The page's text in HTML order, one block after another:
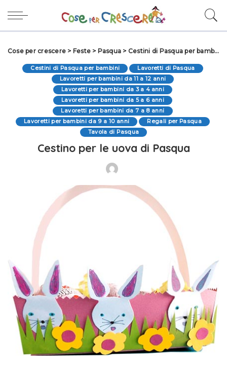
Cose per crescere > Feste > Pasqua > Cestini di Pasqua per bambini
Cestini di Pasqua per bambini
Lavoretti di Pasqua
Lavoretti per bambini da 11 a 12 anni
Lavoretti per bambini da 3 a 4 anni
Lavoretti per bambini da 5 a 6 anni
Lavoretti per bambini da 7 a 8 anni
Lavoretti per bambini da 9 a 10 anni
Regali per Pasqua
Tavola di Pasqua
Cestino per le uova di Pasqua